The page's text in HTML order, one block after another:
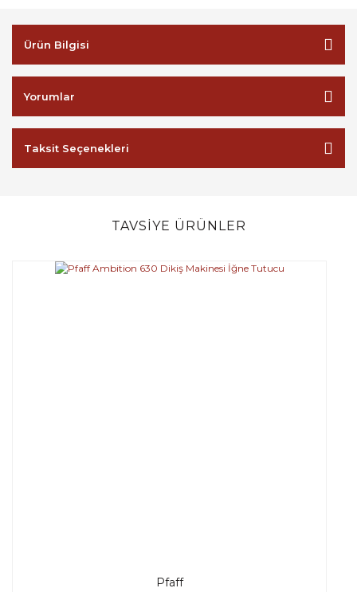
Ürün Bilgisi
Yorumlar
Taksit Seçenekleri
TAVSİYE ÜRÜNLER
Pfaff